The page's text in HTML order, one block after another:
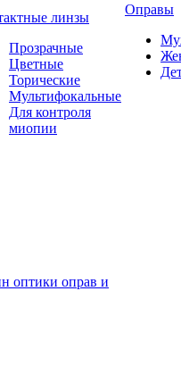
линзы
Прозрачные
Цветные
Торические
Мультифокальные
Для контроля
миопии
Оправы